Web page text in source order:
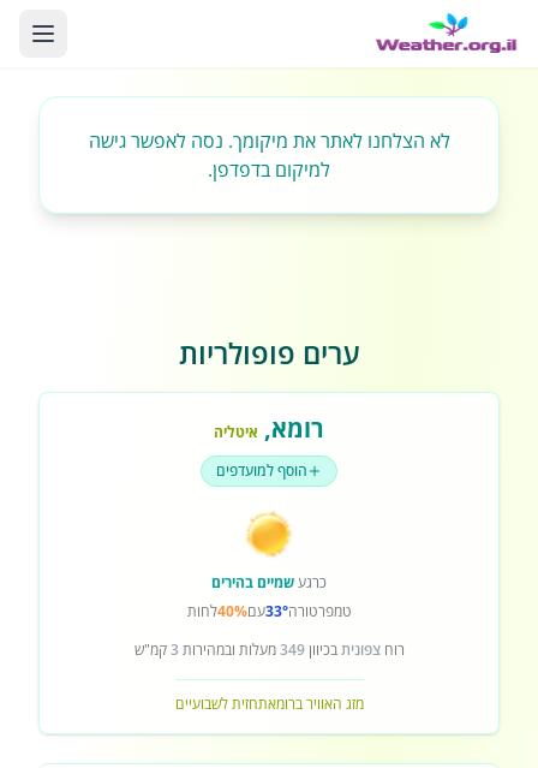
לא הצלחנו לאתר את מיקומך. נסה לאפשר גישה
למיקום בדפדפן.
ערים פופולריות
רומא, איטליה
הוסף למועדפים
כרגעשמיים בהירים
טמפרטורה33°עם40%לחות
רוחצפוניתבכיוון349מעלות ובמהירות 3קמ"ש
מזג האוויר ברומאתחזית לשבועיים